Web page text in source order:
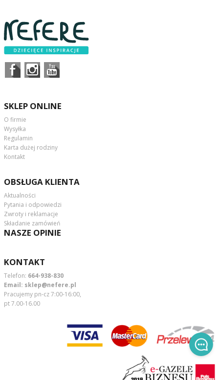
SKLEP ONLINE
O firmie
Wysyłka
Regulamin
Karta dużej rodziny
Kontakt
OBSŁUGA KLIENTA
Aktualności
Pytania i odpowiedzi
Zwroty i reklamacje
Składanie zamówień
NASZE OPINIE
KONTAKT
Telefon: 664-938-830
Email: sklep@nefere.pl
Pracujemy pn-cz 7:00-16:00,
pt 7.00-16.00